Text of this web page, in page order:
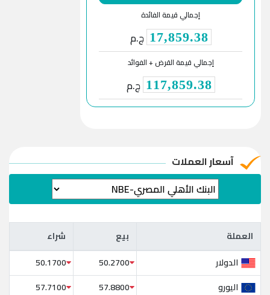
إجمالي قيمة الفائدة
17,859.38 ج.م
إجمالي قيمة القرض + الفوائد
117,859.38 ج.م
آسعار العملات
العملة بيع شراء العملة بيع
شراء
الدولار
50.2700
50.1700
اليورو
57.8800
57.7100